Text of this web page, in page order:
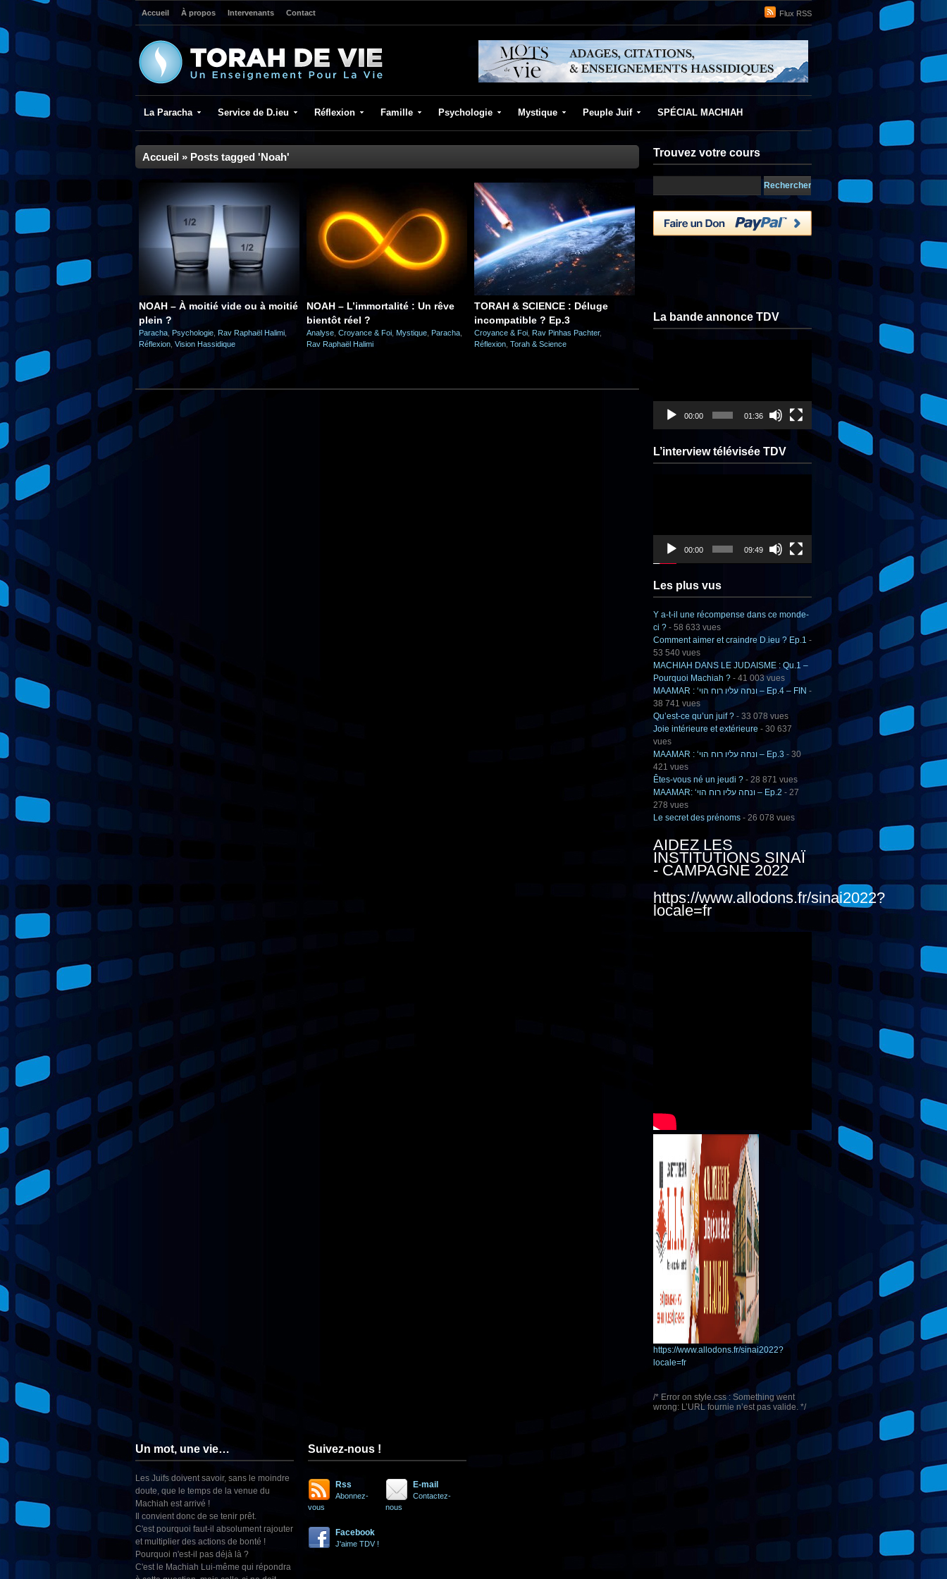
Flux RSS
Accueil À propos Intervenants Contact
La Paracha Service de D.ieu Réflexion Famille Psychologie Mystique Peuple Juif SPÉCIAL MACHIAH
Accueil » Posts tagged 'Noah'
NOAH – À moitié vide ou à moitié
plein ?
Paracha Psychologie Rav Raphaël Halimi
Réflexion Vision Hassidique
NOAH – L’immortalité : Un rêve
bientôt réel ?
Analyse Croyance & Foi Mystique Paracha
Rav Raphaël Halimi
TORAH & SCIENCE : Déluge
incompatible ? Ep.3
Croyance & Foi Rav Pinhas Pachter,
Réflexion Torah & Science
Trouvez votre cours
La bande annonce TDV
00:00 01:36
L’interview télévisée TDV
00:00 09:49
Les plus vus
Y a-t-il une récompense dans ce monde-
ci ? - 58 633 vues
Comment aimer et craindre D.ieu ? Ep.1 -
53 540 vues
MACHIAH DANS LE JUDAISME : Qu.1 –
Pourquoi Machiah ? - 41 003 vues
MAAMAR : ‘ונחה עליו רוח הוי – Ep.4 – FIN -
38 741 vues
Qu’est-ce qu’un juif ? - 33 078 vues
Joie intérieure et extérieure - 30 637
vues
MAAMAR : ‘ונחה עליו רוח הוי – Ep.3 - 30
421 vues
Êtes-vous né un jeudi ? - 28 871 vues
MAAMAR: ‘ונחה עליו רוח הוי – Ep.2 - 27
278 vues
Le secret des prénoms - 26 078 vues
AIDEZ LES
INSTITUTIONS SINAÏ
- CAMPAGNE 2022
https://www.allodons.fr/sinai2022?
locale=fr
https://www.allodons.fr/sinai2022?
locale=fr
/* Error on style.css : Something went
wrong: L’URL fournie n’est pas valide. */
Un mot, une vie…
Les Juifs doivent savoir, sans le moindre
doute, que le temps de la venue du
Machiah est arrivé !
Il convient donc de se tenir prêt.
C'est pourquoi faut-il absolument rajouter
et multiplier des actions de bonté !
Pourquoi n'est-il pas déjà là ?
C'est le Machiah Lui-même qui répondra
Suivez-nous !
Rss
Abonnez-
vous
E-mail
Contactez-
nous
Facebook
J'aime TDV !